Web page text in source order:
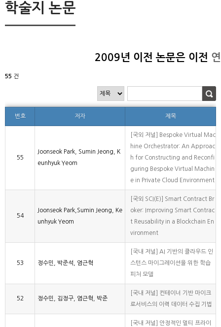
학술지 논문
2009년 이전 논문은 이전
55 건
번호 저자 제목
55
Joonseok Park, Sumin Jeong, K
eunhyuk Yeom
[국외 저널] Bespoke Virtual Mac
hine Orchestrator: An Approac
h for Constructing and Reconfi
guring Bespoke Virtual Machin
e in Private Cloud Environment
54
Joonseok Park,Sumin Jeong, Ke
unhyuk Yeom
[국외 SCI(E)] Smart Contract Br
oker: Improving Smart Contrac
t Reusability in a Blockchain En
vironment
53 정수민, 박준석, 염근혁
[국내 저널] AI 기반의 클라우드 인
스턴스 마이그레이션을 위한 학습
피처 모델
52 정수민, 김정구, 염근혁, 박준
[국내 저널] 컨테이너 기반 마이크
로서비스의 이력 데이터 수집 기법
[국내 저널] 안정적인 멀티 프라이